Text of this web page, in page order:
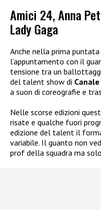
Amici 24, Anna
Lady Gaga
Anche nella prima
l’appuntamento con il
tensione tra un
del talent show di Canale
a suon di coreografie e
Nelle scorse edizioni
risate e qualche fuori
edizione del talent il
variabile. Il guanto non
prof della squadra ma